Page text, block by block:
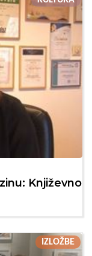
Književno
IZLOŽBE